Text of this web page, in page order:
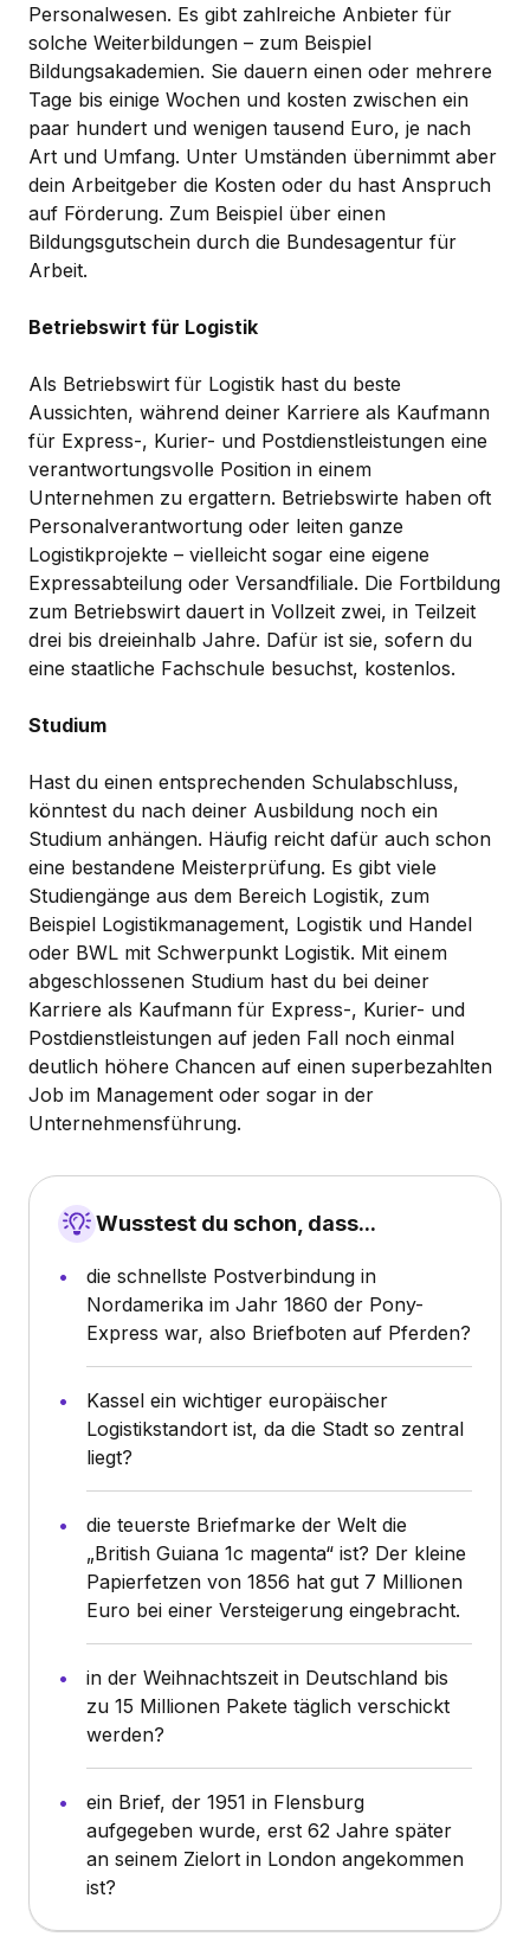
Personalwesen. Es gibt zahlreiche Anbieter für
solche Weiterbildungen – zum Beispiel
Bildungsakademien. Sie dauern einen oder mehrere
Tage bis einige Wochen und kosten zwischen ein
paar hundert und wenigen tausend Euro, je nach
Art und Umfang. Unter Umständen übernimmt aber
dein Arbeitgeber die Kosten oder du hast Anspruch
auf Förderung. Zum Beispiel über einen
Bildungsgutschein durch die Bundesagentur für
Arbeit.
Betriebswirt für Logistik
Als Betriebswirt für Logistik hast du beste
Aussichten, während deiner Karriere als Kaufmann
für Express-, Kurier- und Postdienstleistungen eine
verantwortungsvolle Position in einem
Unternehmen zu ergattern. Betriebswirte haben oft
Personalverantwortung oder leiten ganze
Logistikprojekte – vielleicht sogar eine eigene
Expressabteilung oder Versandfiliale. Die Fortbildung
zum Betriebswirt dauert in Vollzeit zwei, in Teilzeit
drei bis dreieinhalb Jahre. Dafür ist sie, sofern du
eine staatliche Fachschule besuchst, kostenlos.
Studium
Hast du einen entsprechenden Schulabschluss,
könntest du nach deiner Ausbildung noch ein
Studium anhängen. Häufig reicht dafür auch schon
eine bestandene Meisterprüfung. Es gibt viele
Studiengänge aus dem Bereich Logistik, zum
Beispiel Logistikmanagement, Logistik und Handel
oder BWL mit Schwerpunkt Logistik. Mit einem
abgeschlossenen Studium hast du bei deiner
Karriere als Kaufmann für Express-, Kurier- und
Postdienstleistungen auf jeden Fall noch einmal
deutlich höhere Chancen auf einen superbezahlten
Job im Management oder sogar in der
Unternehmensführung.
Wusstest du schon, dass...
die schnellste Postverbindung in
Nordamerika im Jahr 1860 der Pony-
Express war, also Briefboten auf Pferden?
Kassel ein wichtiger europäischer
Logistikstandort ist, da die Stadt so zentral
liegt?
die teuerste Briefmarke der Welt die
„British Guiana 1c magenta“ ist? Der kleine
Papierfetzen von 1856 hat gut 7 Millionen
Euro bei einer Versteigerung eingebracht.
in der Weihnachtszeit in Deutschland bis
zu 15 Millionen Pakete täglich verschickt
werden?
ein Brief, der 1951 in Flensburg
aufgegeben wurde, erst 62 Jahre später
an seinem Zielort in London angekommen
ist?